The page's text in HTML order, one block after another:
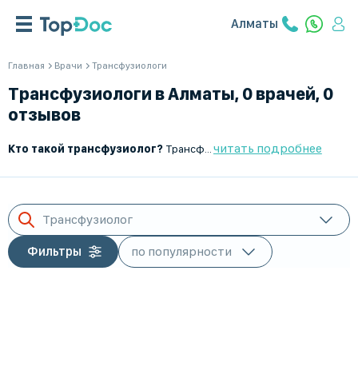
Алматы
Главная Врачи Трансфузиологи
Трансфузиологи в Алматы, 0 врачей, 0
отзывов
Кто такой трансфузиолог? Трансфузиолог — это врач, специализирующийся на переливании крови и её компонентов, а также на методах экстракорпоральной терапии (очищения крови). Он отвечает за заготовку, хранение и использование донорской крови, плазмы и других гемокомпонентов, а также участвует в лечении пациентов с тяжелыми заболеваниями. читать подробнее
Трансфузиолог
Фильтры